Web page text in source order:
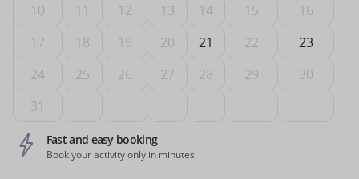
10
11 12 13 14 15
16
17
18 19 20 21 22
23
24
25 26 27 28 29
30
31
Fast and easy booking
Book your activity only in minutes